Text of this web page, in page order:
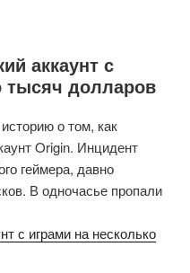
аккаунт с
тысяч долларов
о том, как
Origin. Инцидент
геймера, давно
В одночасье пропали
с играми на несколько